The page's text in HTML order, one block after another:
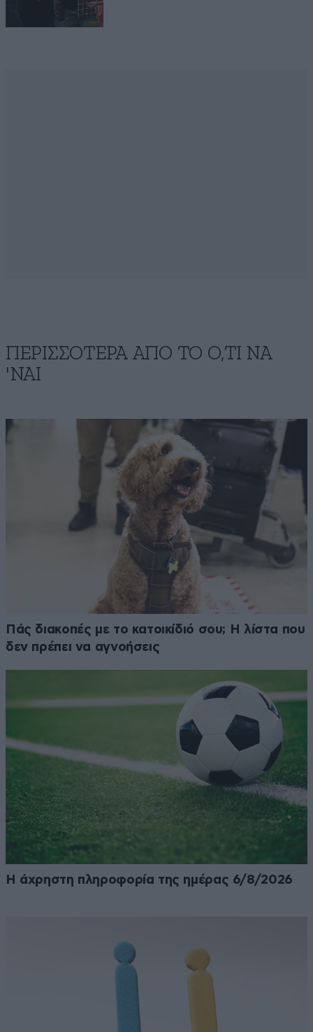
ΠΕΡΙΣΣΟΤΕΡΑ ΑΠΟ ΤΟ Ο,ΤΙ ΝΑ
'ΝΑΙ
Πάς διακοπές με το κατοικίδιό σου; Η λίστα που
δεν πρέπει να αγνοήσεις
Η άχρηστη πληροφορία της ημέρας 6/8/2026